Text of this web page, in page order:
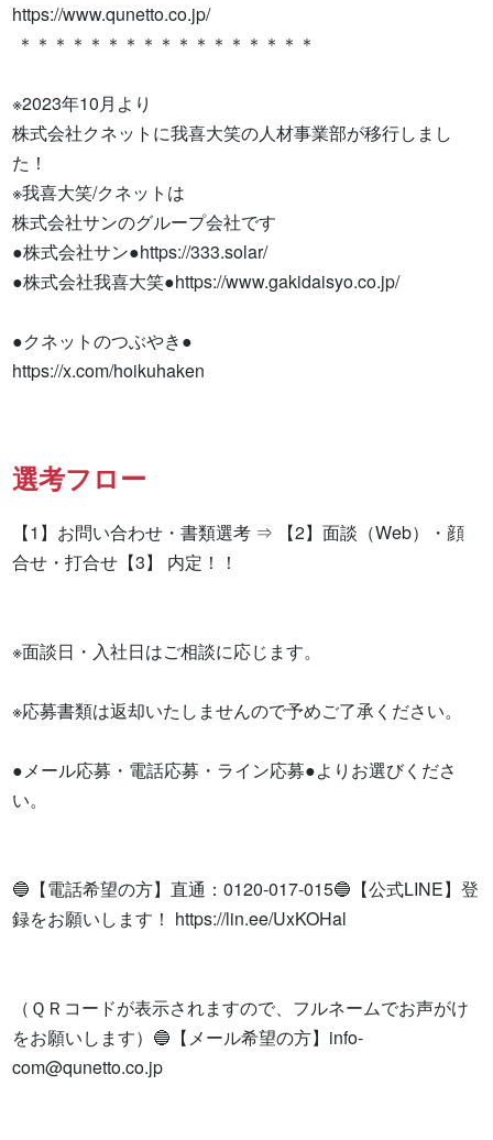
https://www.qunetto.co.jp/
※2023年10月より
株式会社クネットに我喜大笑の人材事業部が移行しまし
た！
※我喜大笑/クネットは
株式会社サンのグループ会社です
●株式会社サン●https://333.solar/
●株式会社我喜大笑●https://www.gakidaisyo.co.jp/
●クネットのつぶやき●
https://x.com/hoikuhaken
選考フロー
【1】お問い合わせ・書類選考 ⇒ 【2】面談（Web）・顔
合せ・打合せ【3】 内定！！
※面談日・入社日はご相談に応じます。
※応募書類は返却いたしませんので予めご了承ください。
●メール応募・電話応募・ライン応募●よりお選びくださ
い。
🔵【電話希望の方】直通：0120-017-015🔵【公式LINE】登
録をお願いします！ https://lin.ee/UxKOHal
（ＱＲコードが表示されますので、フルネームでお声がけ
をお願いします）🔵【メール希望の方】 info-
com@qunetto.co.jp